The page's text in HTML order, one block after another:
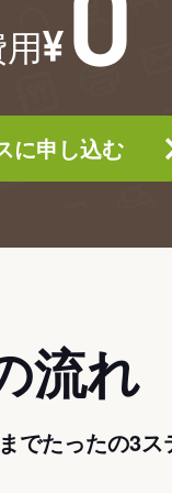
に申し込む
流れ
でたったの3ス